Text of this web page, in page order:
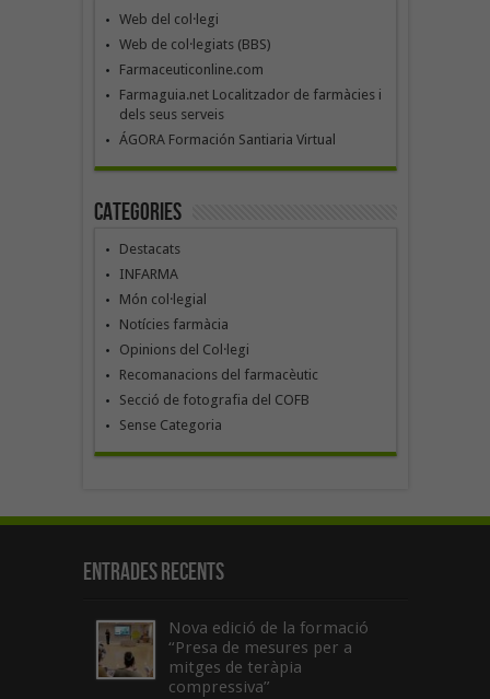
Web del col·legi
Web de col·legiats (BBS)
Farmaceuticonline.com
Farmaguia.net Localitzador de farmàcies i
dels seus serveis
ÁGORA Formación Santiaria Virtual
Categories
Destacats
INFARMA
Món col·legial
Notícies farmàcia
Opinions del Col·legi
Recomanacions del farmacèutic
Secció de fotografia del COFB
Sense Categoria
Entrades recents
Nova edició de la formació
“Presa de mesures per a
mitges de teràpia
compressiva”